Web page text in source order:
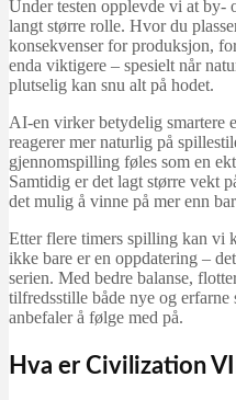
Under testen opplevde vi at by-
langt større rolle. Hvor du
konsekvenser for produksjon,
enda viktigere – spesielt når
plutselig kan snu alt på hodet.
AI-en virker betydelig smartere
reagerer mer naturlig på
gjennomspilling føles som en
Samtidig er det lagt større vekt
det mulig å vinne på mer enn
Etter flere timers spilling kan vi
ikke bare er en oppdatering –
serien. Med bedre balanse,
tilfredsstille både nye og
anbefaler å følge med på.
Hva er Civilization